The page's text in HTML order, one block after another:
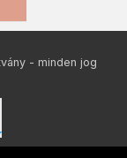
- minden jog